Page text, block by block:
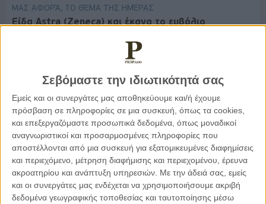
Σεβόμαστε την ιδιωτικότητά σας
Εμείς και οι συνεργάτες μας αποθηκεύουμε και/ή έχουμε
πρόσβαση σε πληροφορίες σε μια συσκευή, όπως τα cookies,
και επεξεργαζόμαστε προσωπικά δεδομένα, όπως μοναδικοί
αναγνωριστικοί και προσαρμοσμένες πληροφορίες που
αποστέλλονται από μια συσκευή για εξατομικευμένες διαφημίσεις
και περιεχόμενο, μέτρηση διαφήμισης και περιεχομένου, έρευνα
ακροατηρίου και ανάπτυξη υπηρεσιών. Με την άδειά σας, εμείς
και οι συνεργάτες μας ενδέχεται να χρησιμοποιήσουμε ακριβή
δεδομένα γεωγραφικής τοποθεσίας και ταυτοποίησης μέσω
ΜΑΣ ΑΦΟΡΆ, ΤΟ ΘΈΜΑ ΤΗΣ ΗΜΈΡΑΣ
Είδα Astra (Zeneca) και έκανα το εμβόλιο